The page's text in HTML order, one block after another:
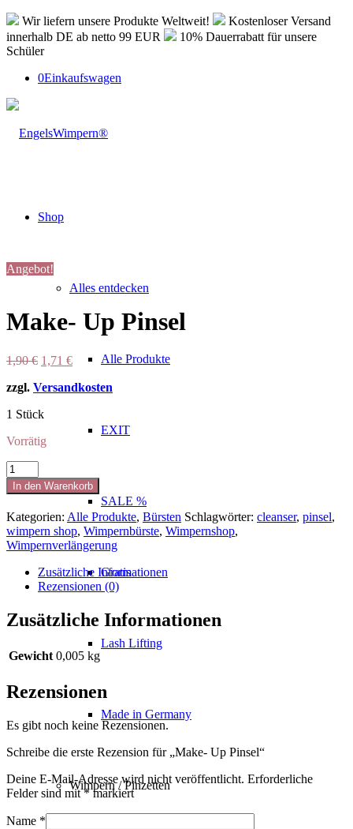
Wir liefern unsere Produkte Weltweit!
Kostenloser Versand
innerhalb DE ab netto 99 EUR
10% Dauerrabatt für unsere
Schüler
0Einkaufswagen
Shop
Alles entdecken
Alle Produkte
EXIT
SALE %
Gratis
Lash Lifting
Made in Germany
Wimpern / Pinzetten
Angebot!
Make- Up Pinsel
1,90€ Ursprünglicher
war:
1,71 €Aktueller
ist:
zzgl. Versandkosten
1 Stück
Vorrätig
Make-
Up
Pinsel
Menge
In den Warenkorb
Kategorien: Alle Produkte, Bürsten Schlagwörter: cleanser, pinsel,
wimpern shop, Wimpernbürste, Wimpernshop,
Wimpernverlängerung
Zusätzliche Informationen
Rezensionen (0)
Zusätzliche Informationen
Gewicht 0,005 kg
Rezensionen
Es gibt noch keine Rezensionen.
Schreibe die erste Rezension für „Make- Up Pinsel“
Deine E-Mail-Adresse wird nicht veröffentlicht. Erforderliche
Felder sind mit*markiert
Name *